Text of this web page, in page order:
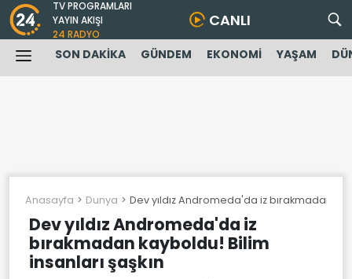
TV PROGRAMLARI
YAYIN AKIŞI
24 RADYO
CANLI
SON DAKİKA GÜNDEM EKONOMİ YAŞAM
Anasayfa Dunya Dev yıldız Andromeda'da iz bırakmadan
Dev yıldız Andromeda'da iz
bırakmadan kayboldu! Bilim
insanları şaşkın